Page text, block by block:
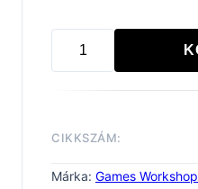
DRUKHARI:
CIKKSZÁM:
Márka: Games Workshop